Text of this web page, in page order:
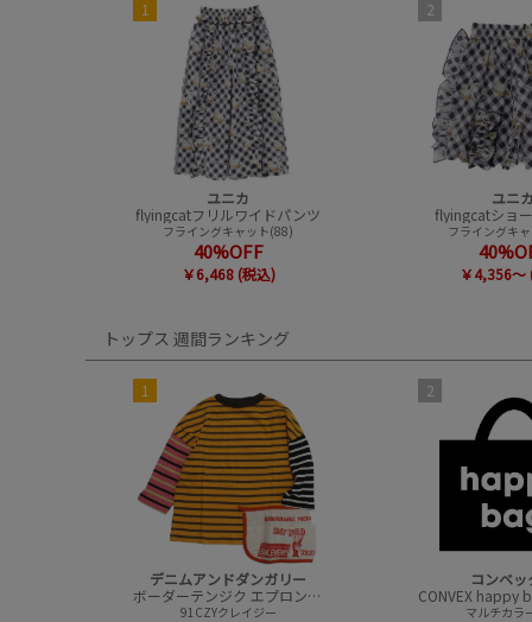
1
ユニカ
flyingcatフリルワイドパンツ
フライングキャット(88)
40%OFF
￥6,468 (税込)
2
ユニカ
flyingcatショ
フライングキ
￥4,356～
トップス 週間ランキング
1
デニムアンドダンガリー
ボーダーテンジク エプロンツキ L/S TEE(8分袖)
91CZYクレイジー
2
コンベッ
マルチカラ